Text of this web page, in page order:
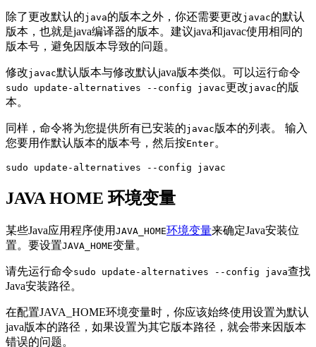
除了更改默认的java的版本之外，你还需要更改javac的默认
版本，也就是java编译器的版本。建议java和javac使用相同的
版本号，避免因版本导致的问题。
修改javac默认版本与修改默认java版本类似。可以运行命令
sudo update-alternatives --config javac更改javac的版
本。
同样，命令将为您提供所有已安装的javac版本的列表。 输入
您要用作默认版本的版本号，然后按Enter。
sudo update-alternatives --config javac
JAVA HOME 环境变量
某些Java应用程序使用 JAVA_HOME环境变量来确定Java安装位
置。要设置JAVA_HOME变量。
请先运行命令sudo update-alternatives --config java查找
Java安装路径。
在配置JAVA_HOME环境变量时，你应该始终使用设置为默认
java版本的路径，如果设置为其它版本路径，就会带来因版本
错误的问题。